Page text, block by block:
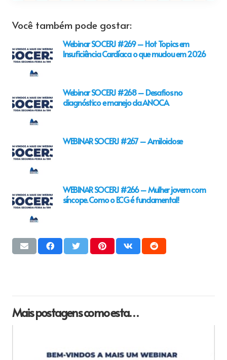
Você também pode gostar:
Webinar SOCERJ #269 – Hot Topics em
Insuficiência Cardíaca o que mudou em 2026
Webinar SOCERJ #268 – Desafios no
diagnóstico e manejo da ANOCA
WEBINAR SOCERJ #267 – Amiloidose
WEBINAR SOCERJ #266 – Mulher jovem com
síncope. Como o ECG é fundamental!
Mais postagens como esta…